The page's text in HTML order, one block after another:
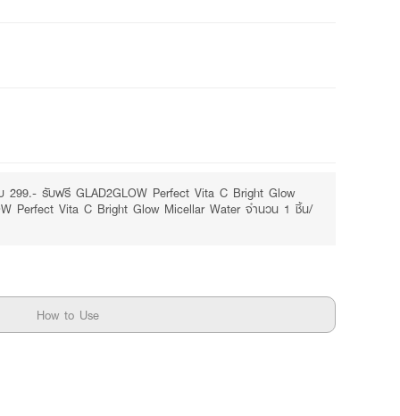
รับฟรี GLAD2GLOW Perfect Vita C Bright Glow
Perfect Vita C Bright Glow Micellar Water จำนวน 1 ชิ้น/
How to Use